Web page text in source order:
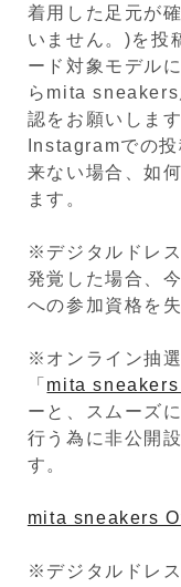
着用した足元が
いません。)を投
ード対象モデル
らmita sneakers
認をお願いしま
Instagramでの
来ない場合、如
ます。
※デジタルドレ
発覚した場合、
への参加資格を
※オンライン抽
「 mita
ーと、スムーズ
行う為に非公開
す。
mita sneakers
※デジタルドレ